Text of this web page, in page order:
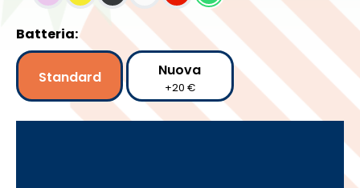
Batteria:
Standard Nuova
+20 €